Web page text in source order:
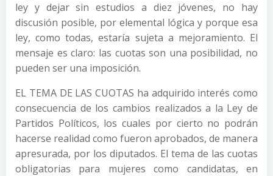
ley y dejar sin estudios a diez jóvenes, no hay
discusión posible, por elemental lógica y porque esa
ley, como todas, estaría sujeta a mejoramiento. El
mensaje es claro: las cuotas son una posibilidad, no
pueden ser una imposición.
EL TEMA DE LAS CUOTAS ha adquirido interés como
consecuencia de los cambios realizados a la Ley de
Partidos Políticos, los cuales por cierto no podrán
hacerse realidad como fueron aprobados, de manera
apresurada, por los diputados. El tema de las cuotas
obligatorias para mujeres como candidatas, en